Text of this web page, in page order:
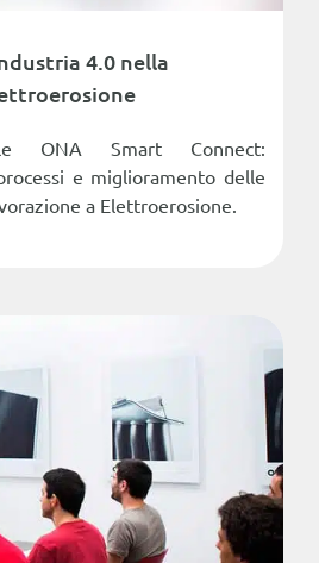
4.0 nella
ONA Smart Connect:
e miglioramento delle
a Elettroerosione.